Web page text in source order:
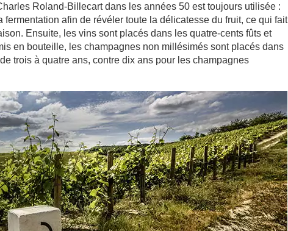
Roland-Billecart dans les années 50 est toujours utilisée :
afin de révéler toute la délicatesse du fruit, ce qui fait
Ensuite, les vins sont placés dans les quatre-cents fûts et
en bouteille, les champagnes non millésimés sont placés dans
trois à quatre ans, contre dix ans pour les champagnes